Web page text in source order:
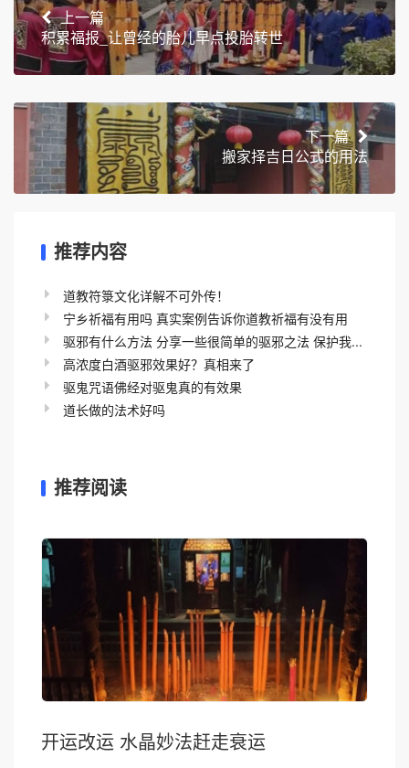
上一篇
积累福报_让曾经的胎儿早点投胎转世
下一篇
搬家择吉日公式的用法
推荐内容
道教符箓文化详解不可外传！
宁乡祈福有用吗 真实案例告诉你道教祈福有没有用
驱邪有什么方法 分享一些很简单的驱邪之法 保护我...
高浓度白酒驱邪效果好？真相来了
驱鬼咒语佛经对驱鬼真的有效果
道长做的法术好吗
推荐阅读
开运改运 水晶妙法赶走衰运